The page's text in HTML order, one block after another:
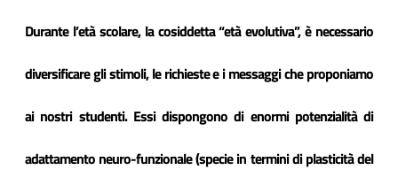
Durante l’età scolare, la cosiddetta “età evolutiva”, è necessario
diversificare gli stimoli, le richieste e i messaggi che proponiamo
ai nostri studenti. Essi dispongono di enormi potenzialità di
adattamento neuro-funzionale (specie in termini di plasticità del